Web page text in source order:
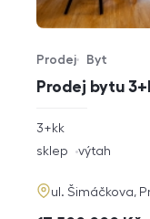
Prodej bytu
Typ nabídky
Prodej
Typ nemovitosti
Byt
rozměry
dispozice
3+kk
funkce
sklep výtah
adresa
ul. Šimáčkova,